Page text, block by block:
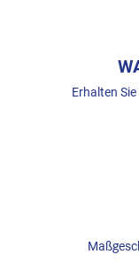
Erhalten